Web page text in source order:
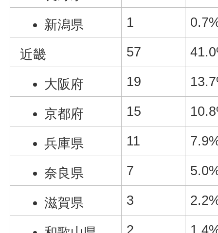
新潟県 1
近畿 57
大阪府 19
京都府 15
兵庫県 11
奈良県 7
滋賀県 3
2